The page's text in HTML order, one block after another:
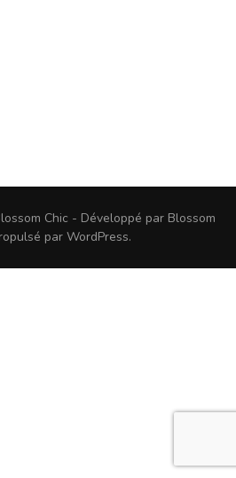
Chic - Développé par Blossom
par WordPress.